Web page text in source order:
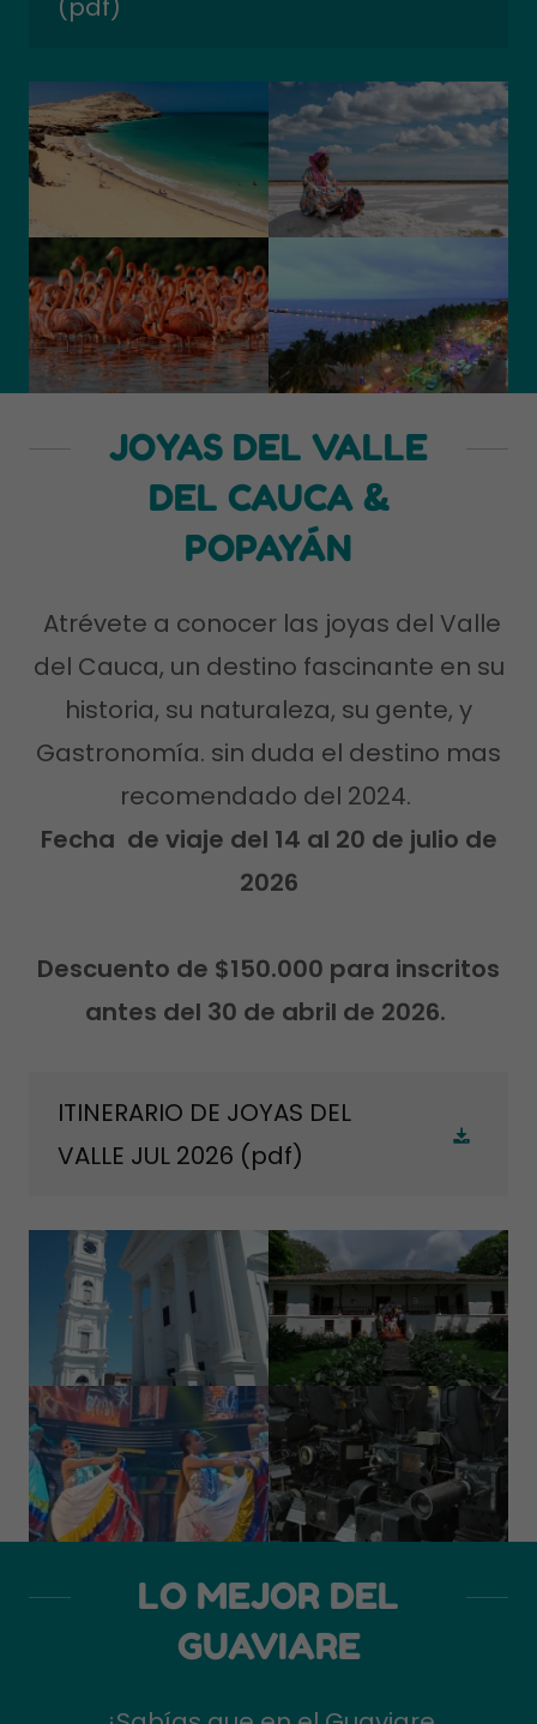
(pdf)
JOYAS DEL VALLE
DEL CAUCA &
POPAYÁN
Atrévete a conocer las joyas del Valle
del Cauca, un destino fascinante en su
historia, su naturaleza, su gente, y
Gastronomía. sin duda el destino mas
recomendado del 2024.
Fecha de viaje del 14 al 20 de julio de
2026
Descuento de $150.000 para inscritos
antes del 30 de abril de 2026.
ITINERARIO DE JOYAS DEL
VALLE JUL 2026 (pdf)
LO MEJOR DEL
GUAVIARE